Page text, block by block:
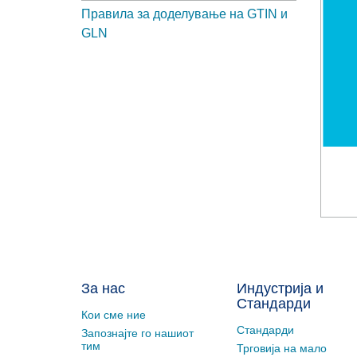
Правила за доделување на GTIN и
GLN
За нас
Кои сме ние
Запознајте го нашиот
тим
Индустрија и
Стандарди
Стандарди
Трговија на мало